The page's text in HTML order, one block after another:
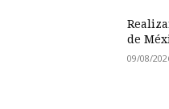
de
09/08/